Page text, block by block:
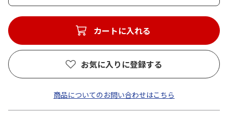
カートに入れる
お気に入りに登録する
商品についてのお問い合わせはこちら